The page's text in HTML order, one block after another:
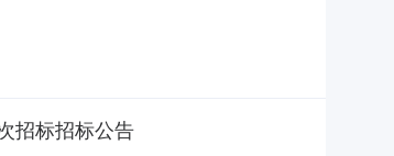
日在《全国公共资源交易平台（海南
招标招标公告